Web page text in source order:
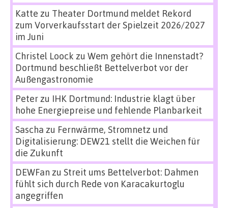
Katte zu Theater Dortmund meldet Rekord
zum Vorverkaufsstart der Spielzeit 2026/2027
im Juni
Christel Loock zu Wem gehört die Innenstadt?
Dortmund beschließt Bettelverbot vor der
Außengastronomie
Peterzu IHK Dortmund: Industrie klagt über
hohe Energiepreise und fehlende Planbarkeit
Sascha zu Fernwärme, Stromnetz und
Digitalisierung: DEW21 stellt die Weichen für
die Zukunft
DEWFan zu Streit ums Bettelverbot: Dahmen
fühlt sich durch Rede von Karacakurtoglu
angegriffen